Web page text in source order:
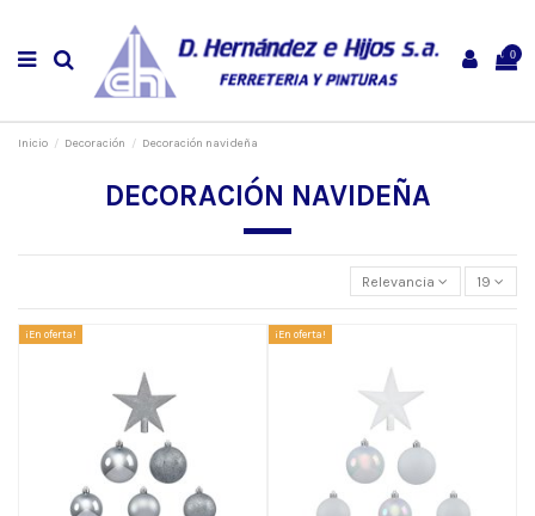
0
Inicio Decoración Decoración navideña
DECORACIÓN NAVIDEÑA
Relevancia 19
¡En oferta! ¡En oferta!